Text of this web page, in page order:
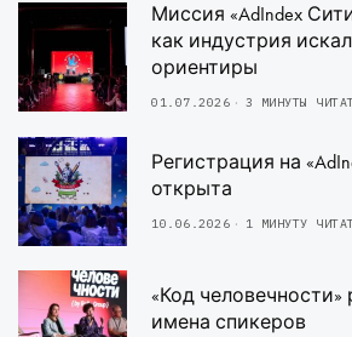
Миссия «AdIndex
как индустрия
ориентиры
01.07.2026 3 МИНУТЫ
Регистрация на
открыта
10.06.2026 1 МИНУТУ
«Код человечности»
имена спикеров